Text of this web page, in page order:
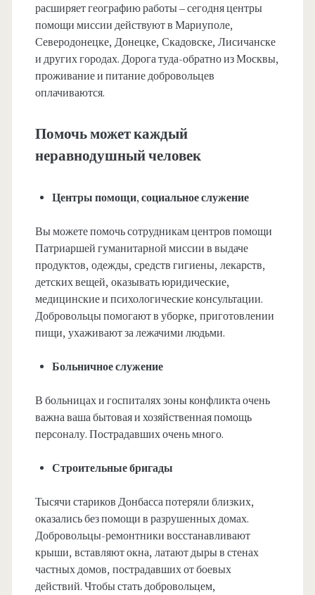
расширяет географию работы – сегодня центры
помощи миссии действуют в Мариуполе,
Северодонецке, Донецке, Скадовске, Лисичанске
и других городах. Дорога туда-обратно из Москвы,
проживание и питание добровольцев
оплачиваются.
Помочь может каждый
неравнодушный человек
Центры помощи, социальное служение
Вы можете помочь сотрудникам центров помощи
Патриаршей гуманитарной миссии в выдаче
продуктов, одежды, средств гигиены, лекарств,
детских вещей, оказывать юридические,
медицинские и психологические консультации.
Добровольцы помогают в уборке, приготовлении
пищи, ухаживают за лежачими людьми.
Больничное служение
В больницах и госпиталях зоны конфликта очень
важна ваша бытовая и хозяйственная помощь
персоналу. Пострадавших очень много.
Строительные бригады
Тысячи стариков Донбасса потеряли близких,
оказались без помощи в разрушенных домах.
Добровольцы-ремонтники восстанавливают
крыши, вставляют окна, латают дыры в стенах
частных домов, пострадавших от боевых
действий. Чтобы стать добровольцем,